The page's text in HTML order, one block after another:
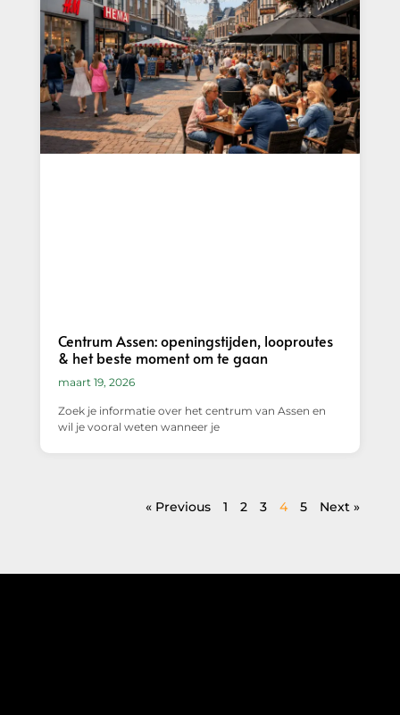
Centrum Assen: openingstijden, looproutes
& het beste moment om te gaan
maart 19, 2026
Zoek je informatie over het centrum van Assen en
wil je vooral weten wanneer je
« Previous 1 2 3 4 5 Next »